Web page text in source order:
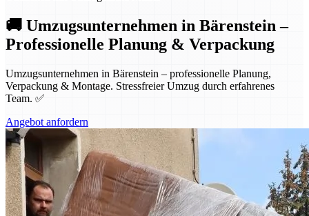
🚚 Umzugsunternehmen in Bärenstein –
Professionelle Planung & Verpackung
Umzugsunternehmen in Bärenstein – professionelle Planung,
Verpackung & Montage. Stressfreier Umzug durch erfahrenes
Team. ✅
Angebot anfordern